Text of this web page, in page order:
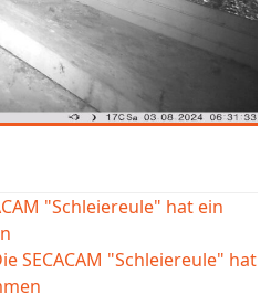
"Schleiereule" hat ein
SECACAM "Schleiereule" hat